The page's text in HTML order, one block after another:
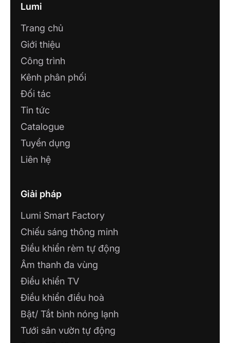
Lumi
Trang chủ
Giới thiệu
Công trình
Kênh phân phối
Đối tác
Tin tức
Catalogue
Tuyển dụng
Liên hệ
Giải pháp
Lumi Smart Factory
Chiếu sáng thông minh
Điều khiển rèm tự động
Âm thanh đa vùng
Điều khiển TV
Điều khiển điều hoà
Bật/ Tắt bình nóng lạnh
Tưới sân vườn tự động